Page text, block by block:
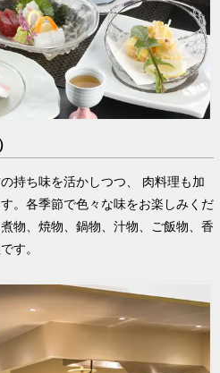
持ち味を活かしつつ、 肉料理も加
。各季節で色々な味をお楽しみくだ
物、焼物、鍋物、汁物、ご飯物、香
す。